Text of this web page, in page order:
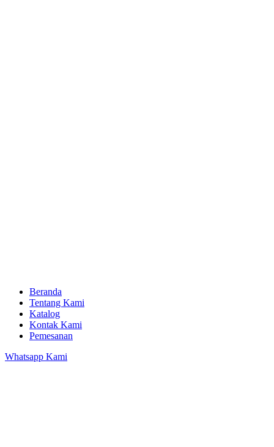
Beranda
Tentang Kami
Katalog
Kontak Kami
Pemesanan
Whatsapp Kami